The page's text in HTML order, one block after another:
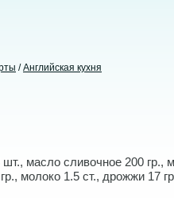
/Английская кухня
масло сливочное 200 гр.,
молоко 1.5 ст., дрожжи 17